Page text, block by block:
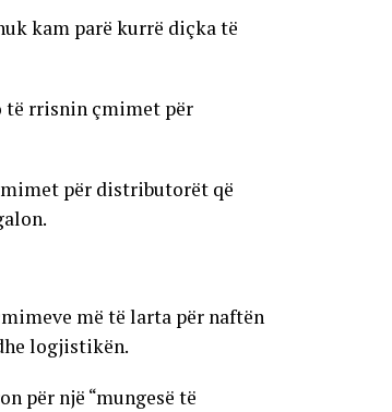
kam parë kurrë diçka të
të rrisnin çmimet për
për distributorët që
më të larta për naftën
logjistikën.
për një “mungesë të